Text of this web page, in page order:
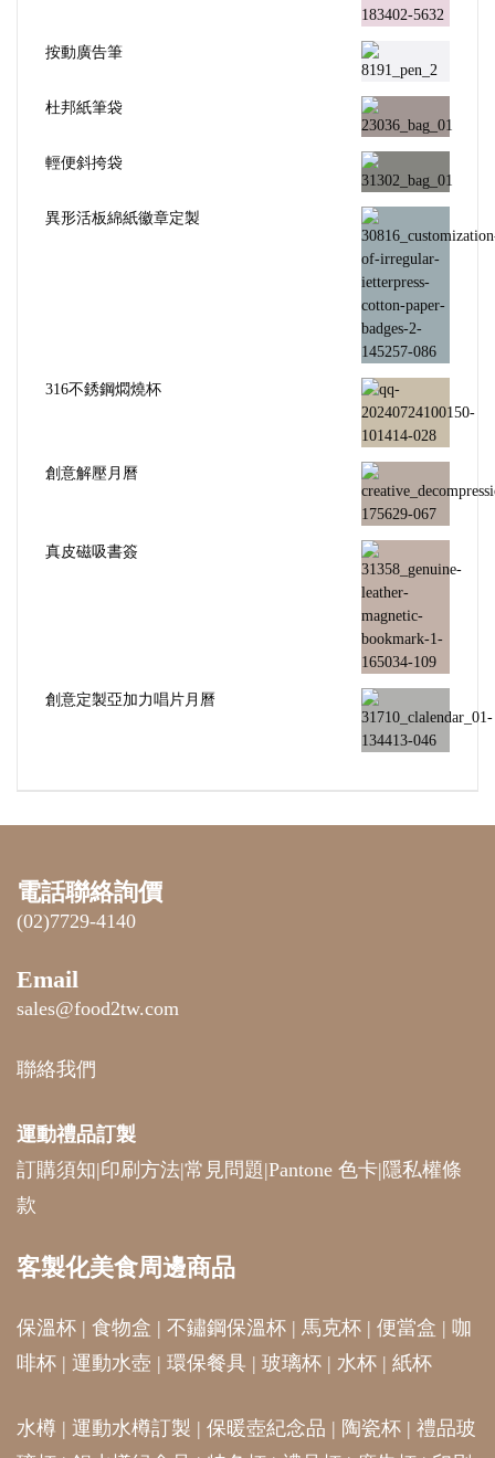
按動廣告筆
杜邦紙筆袋
輕便斜挎袋
異形活板綿紙徽章定製
316不銹鋼燜燒杯
創意解壓月曆
真皮磁吸書簽
創意定製亞加力唱片月曆
電話聯絡詢價
(02)7729-4140
Email
sales@food2tw.com
聯絡我們
運動禮品訂製
訂購須知|印刷方法|常見問題|Pantone 色卡| 隱私權條
款
客製化美食周邊商品
保溫杯 | 食物盒 | 不鏽鋼保溫杯 | 馬克杯 | 便當盒 | 咖
啡杯 | 運動水壺 | 環保餐具 | 玻璃杯 | 水杯 | 紙杯
水樽 | 運動水樽訂製 | 保暖壺紀念品 | 陶瓷杯 | 禮品玻